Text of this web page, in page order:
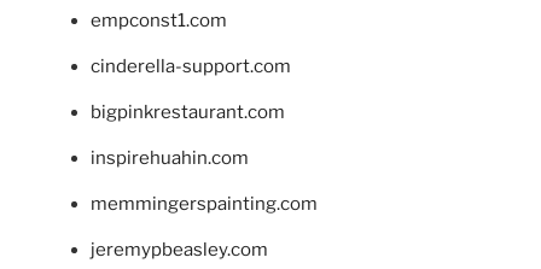
empconst1.com
cinderella-support.com
bigpinkrestaurant.com
inspirehuahin.com
memmingerspainting.com
jeremypbeasley.com